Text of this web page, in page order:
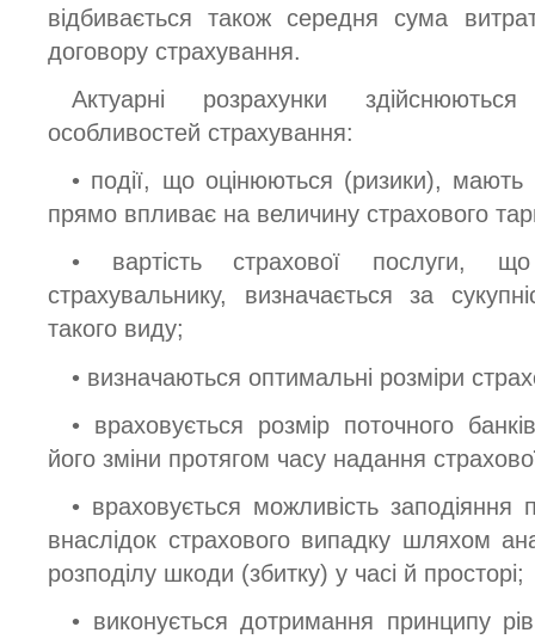
відбивається також середня сума
договору страхування.
Актуарні розрахунки
особливостей страхування:
• події, що оцінюються (ризики), мають
прямо впливає на величину страхового
• вартість страхової послуги,
страхувальнику, визначається за
такого виду;
• визначаються оптимальні розміри
• враховується розмір поточного
його зміни протягом часу надання
• враховується можливість заподіяння
внаслідок страхового випадку шляхом
розподілу шкоди (збитку) у часі й просторі;
• виконується дотримання принципу